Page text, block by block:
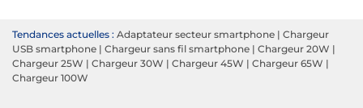
Tendances actuelles : Adaptateur secteur smartphone | Chargeur
USB smartphone | Chargeur sans fil smartphone | Chargeur 20W |
Chargeur 25W | Chargeur 30W | Chargeur 45W | Chargeur 65W |
Chargeur 100W